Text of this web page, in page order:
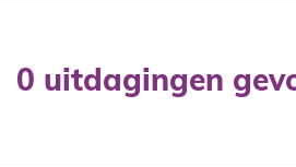
0 uitdagingen